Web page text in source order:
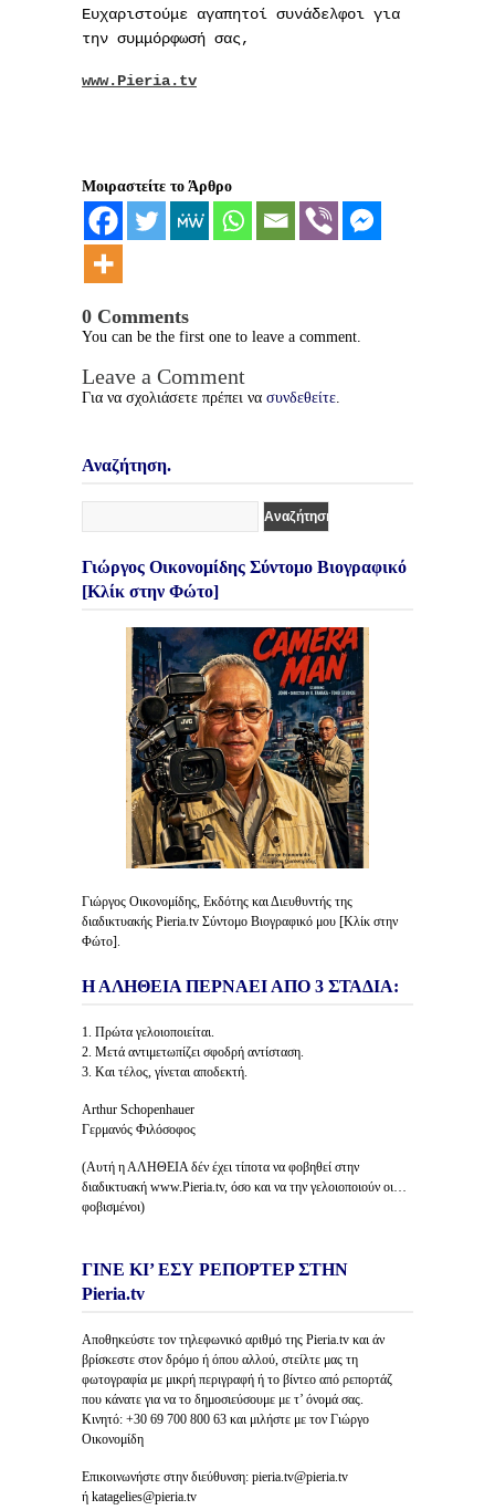
Ευχαριστούμε αγαπητοί συνάδελφοι για
την συμμόρφωσή σας,
www.Pieria.tv
Μοιραστείτε το Άρθρο
0 Comments
You can be the first one to leave a comment.
Leave a Comment
Για να σχολιάσετε πρέπει να συνδεθείτε.
Αναζήτηση.
Γιώργος Οικονομίδης Σύντομο Βιογραφικό
[Κλίκ στην Φώτο]
Γιώργος Οικονομίδης, Εκδότης και Διευθυντής της
διαδικτυακής Pieria.tv Σύντομο Βιογραφικό μου [Κλίκ στην
Φώτο].
Η ΑΛΗΘΕΙΑ ΠΕΡΝΑΕΙ ΑΠΟ 3 ΣΤΑΔΙΑ:
1. Πρώτα γελοιοποιείται.
2. Μετά αντιμετωπίζει σφοδρή αντίσταση.
3. Και τέλος, γίνεται αποδεκτή.
Arthur Schopenhauer
Γερμανός Φιλόσοφος
(Αυτή η ΑΛΗΘΕΙΑ δέν έχει τίποτα να φοβηθεί στην
διαδικτυακή www.Pieria.tv, όσο και να την γελοιοποιούν οι…
φοβισμένοι)
ΓΙΝΕ ΚΙ’ ΕΣΥ ΡΕΠΟΡΤΕΡ ΣΤΗΝ
Pieria.tv
Αποθηκεύστε τον τηλεφωνικό αριθμό της Pieria.tv και άν
βρίσκεστε στον δρόμο ή όπου αλλού, στείλτε μας τη
φωτογραφία με μικρή περιγραφή ή το βίντεο από ρεπορτάζ
που κάνατε για να το δημοσιεύσουμε με τ’ όνομά σας.
Κινητό: +30 69 700 800 63 και μιλήστε με τον Γιώργο
Οικονομίδη
Επικοινωνήστε στην διεύθυνση: pieria.tv@pieria.tv
ή katagelies@pieria.tv